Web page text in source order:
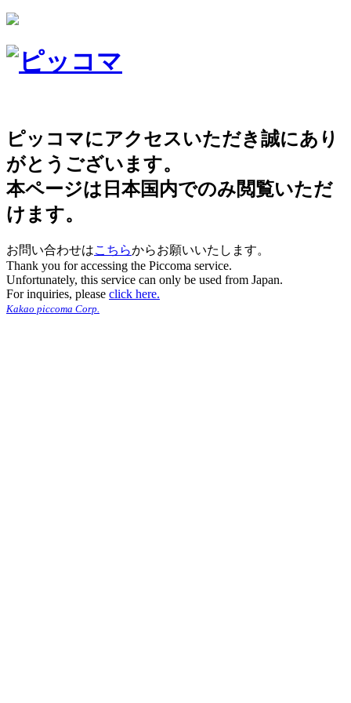
ピッコマにアクセスいただき誠にあり
がとうございます。
本ページは日本国内でのみ閲覧いただ
けます。
お問い合わせはこちらからお願いいたします。
Thank you for accessing the Piccoma service.
Unfortunately, this service can only be used from Japan.
For inquiries, please click here.
Kakao piccoma Corp.